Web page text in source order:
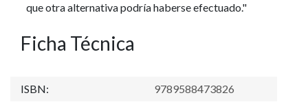
que otra alternativa podría haberse efectuado."
Ficha Técnica
ISBN:
9789588473826